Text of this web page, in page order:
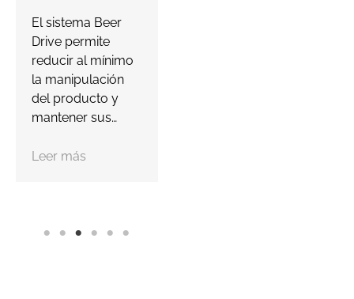
El sistema Beer
Drive permite
reducir al mínimo
la manipulación
del producto y
mantener sus…
Leer más